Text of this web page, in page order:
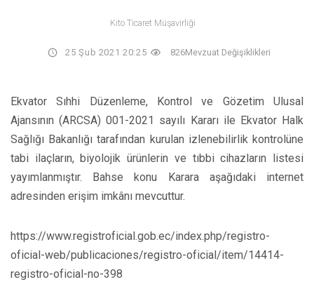
Kito Ticaret Müşavirliği
25 Şub 2021 20:25 826Mevzuat Değişiklikleri
Ekvator Sıhhi Düzenleme, Kontrol ve Gözetim Ulusal
Ajansının (ARCSA) 001-2021 sayılı Kararı ile Ekvator Halk
Sağlığı Bakanlığı tarafından kurulan izlenebilirlik kontrolüne
tabi ilaçların, biyolojik ürünlerin ve tıbbi cihazların listesi
yayımlanmıştır. Bahse konu Karara aşağıdaki internet
adresinden erişim imkânı mevcuttur.
https://www.registroficial.gob.ec/index.php/registro-
oficial-web/publicaciones/registro-oficial/item/14414-
registro-oficial-no-398